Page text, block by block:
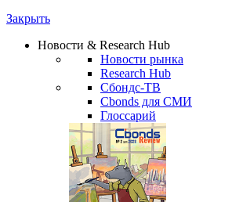
Закрыть
Новости & Research Hub
Новости рынка
Research Hub
Сбондс-ТВ
Cbonds для СМИ
Глоссарий